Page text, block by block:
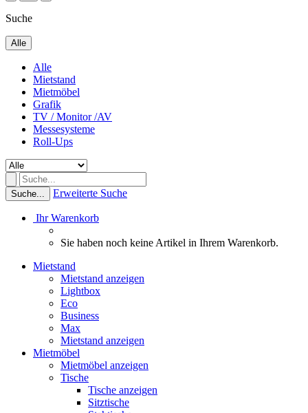
Suche
Alle
Alle
Mietstand
Mietmöbel
Grafik
TV / Monitor /AV
Messesysteme
Roll-Ups
Suche... Erweiterte Suche
Ihr Warenkorb
Sie haben noch keine Artikel in Ihrem Warenkorb.
Mietstand
Mietstand anzeigen
Lightbox
Eco
Business
Max
Mietstand anzeigen
Mietmöbel
Mietmöbel anzeigen
Tische
Tische anzeigen
Sitztische